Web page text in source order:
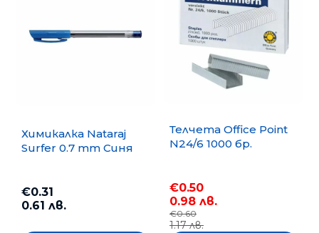
Химикалка Nataraj
Surfer 0.7 mm Синя
€0.31
0.61 лв.
Телчета Office Point
N24/6 1000 бр.
€0.50
0.98 лв.
€0.60
1.17 лв.